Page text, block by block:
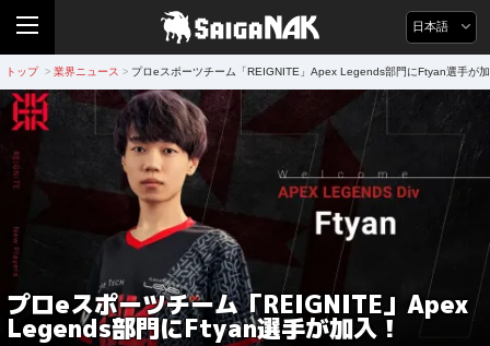
日本語
トップ > 業界ニュース > プロeスポーツチーム「REIGNITE」Apex Legends部門にFtyan選手が
プロeスポーツチーム「REIGNITE」Apex
Legends部門にFtyan選手が加入！